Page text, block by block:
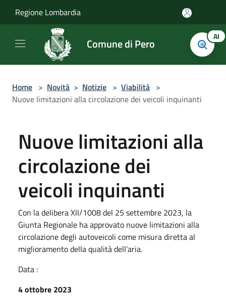
Regione Lombardia
Comune di Pero AI
Home > Novità > Notizie > Viabilità >
Nuove limitazioni alla circolazione dei veicoli inquinanti
Nuove limitazioni alla
circolazione dei
veicoli inquinanti
Con la delibera XII/1008 del 25 settembre 2023, la
Giunta Regionale ha approvato nuove limitazioni alla
circolazione degli autoveicoli come misura diretta al
miglioramento della qualità dell’aria.
Data :
4 ottobre 2023